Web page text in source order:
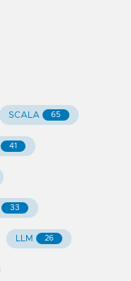
SCALA 65
41
33
LLM 26